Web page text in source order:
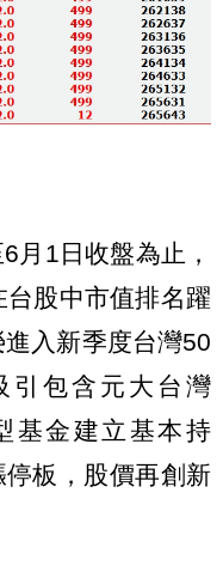
月1日收盤為止，
股中市值排名躍
入新季度台灣50
引包含元大台灣
基金建立基本持
板，股價再創新